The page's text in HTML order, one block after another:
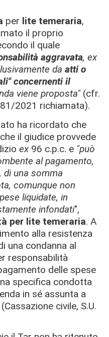
per lite temeraria,
il proprio
il quale
aggravata, ex
da atti o
concernenti il
viene proposta"(cfr.
2021 richiamata).
ha ricordato che
il giudice provvede
ex 96 c.p.c. e "può
al pagamento,
di una somma
comunque non
liquidate, in
infondati",
per lite temeraria. A
alla resistenza
una condanna al
responsabilità
delle spese
specifica condotta
in sé assunta a
civile, S.U.